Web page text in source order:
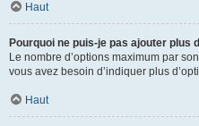
Haut
Pourquoi ne puis-je pas ajouter plus
Le nombre d’options maximum par
vous avez besoin d’indiquer plus
Haut